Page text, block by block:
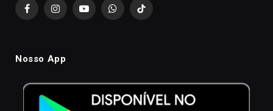
FacebookInstagramYouTubeWhatsAppTikTok
Nosso App